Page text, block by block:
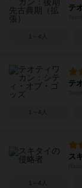
テ
1～4人
テ
1～4人
ス
1～4人